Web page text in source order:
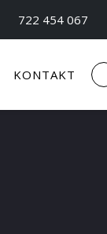
722 454 067
KONTAKT